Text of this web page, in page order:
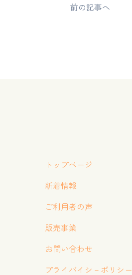
前の記事へ
トップページ
新着情報
ご利用者の声
販売事業
お問い合わせ
プライバイシ－ポリシー